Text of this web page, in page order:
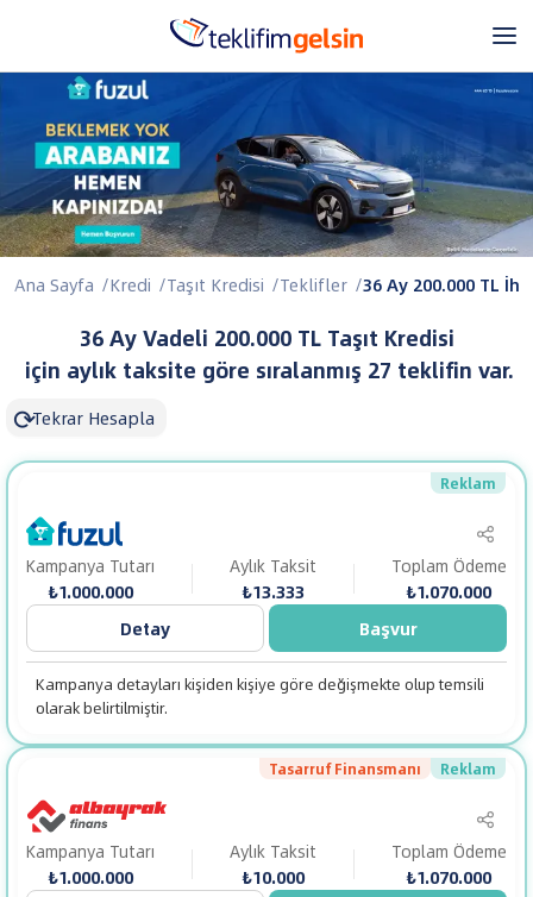
Ana Sayfa /Kredi /Taşıt Kredisi /Teklifler /36 Ay 200.000 TL
36 Ay Vadeli 200.000 TL Taşıt Kredisi
için aylık taksite göre sıralanmış 27 teklifin var.
⟳Tekrar Hesapla
Reklam
Kampanya Tutarı
₺1.000.000
Aylık Taksit
₺13.333
Toplam Ödeme
₺1.070.000
Başvur
Detay
Kampanya detayları kişiden kişiye göre değişmekte olup temsili
olarak belirtilmiştir.
Reklam
Tasarruf Finansmanı
Kampanya Tutarı
₺1.000.000
Aylık Taksit
₺10.000
Toplam Ödeme
₺1.070.000